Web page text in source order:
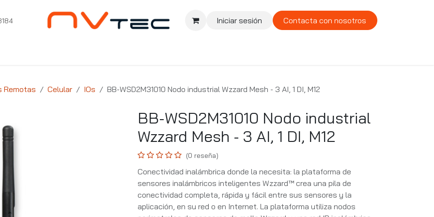
Iniciar sesión Contacta con nosotros
Remotas Celular IOs BB-WSD2M31010 Nodo industrial Wzzard Mesh - 3 AI, 1 DI, M12
BB-WSD2M31010 Nodo industrial
Wzzard Mesh - 3 AI, 1 DI, M12
(0 reseña)
Conectividad inalámbrica donde la necesita: la plataforma de
sensores inalámbricos inteligentes Wzzard™ crea una pila de
conectividad completa, rápida y fácil entre sus sensores y la
aplicación, en su red o en Internet. La plataforma utiliza nodos